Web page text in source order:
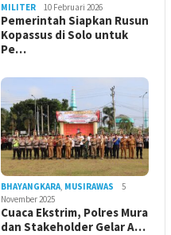
MILITER 10 Februari 2026
Pemerintah Siapkan Rusun
Kopassus di Solo untuk
Pe…
BHAYANGKARA MUSIRAWAS
5
November 2025
Cuaca Ekstrim, Polres Mura
dan Stakeholder Gelar A…